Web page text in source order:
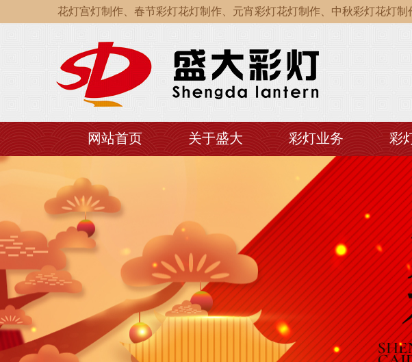
贡花灯宫灯制作、春节彩灯花灯制作、元宵彩灯花灯制作、中秋彩灯花灯制作、
贡花灯宫灯制作、春节彩灯花灯制作、元宵彩灯花灯制作、中秋彩灯花灯制作、
网站首页 关于盛大 彩灯业务 彩